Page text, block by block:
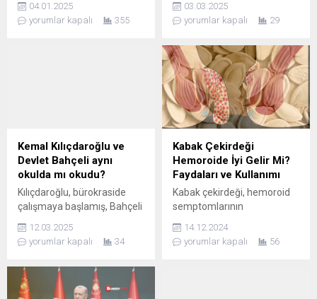
gurur yapıyoruz.
04.01.2025
yorumlar kapalı
355
süredir zatürre nedeniyle
tedavi gördüğü Haydarpaşa
Araştırma Hastanesi’nde,
çoklu organ yetmezliği
sonucu yaşamını yitirdi. Edip
Akbayram Kimdir? 29 Aralık
1950’de Gaziantep’te doğan
Ahmet Edip Akbayram,
henüz dokuz aylıkken çocuk
felcine...
03.03.2025
yorumlar kapalı
29
Kemal Kılıçdaroğlu ve
Devlet Bahçeli aynı
okulda mı okudu?
Kılıçdaroğlu, bürokraside
çalışmaya başlamış, Bahçeli
yapmayı seçmiştir. Ankara
İktisadi ve Ticari İlimler
12.03.2025
yorumlar kapalı
34
Kabak Çekirdeği
Hemoroide İyi Gelir Mi?
Faydaları ve Kullanımı
Kabak çekirdeği, hemoroid
semptomlarının
olabilecek doğal bir besindir.
Lif içeriği sayesinde
14.12.2024
yorumlar kapalı
56